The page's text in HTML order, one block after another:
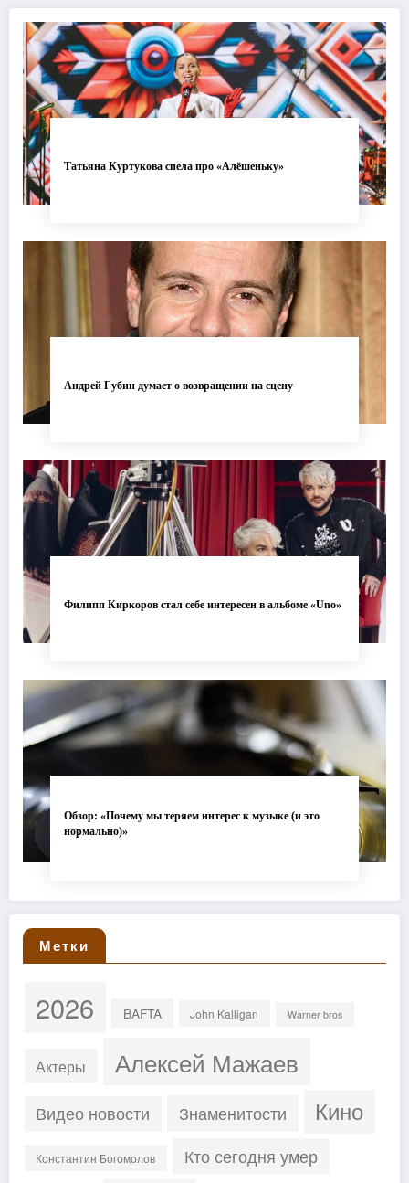
Татьяна Куртукова спела про «Алёшеньку»
Андрей Губин думает о возвращении на сцену
Филипп Киркоров стал себе интересен в альбоме «Uno»
Обзор: «Почему мы теряем интерес к музыке (и это
нормально)»
Метки
2026 BAFTA John Kalligan Warner bros
Актеры Алексей Мажаев
Видео новости Знаменитости Кино
Константин Богомолов Кто сегодня умер